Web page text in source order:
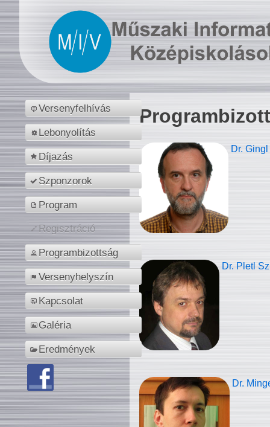
Versenyfelhívás
Lebonyolítás
Díjazás
Szponzorok
Program
Regisztráció
Programbizottság
Versenyhelyszín
Kapcsolat
Galéria
Eredmények
Dr.
Dr. Pletl
Dr.